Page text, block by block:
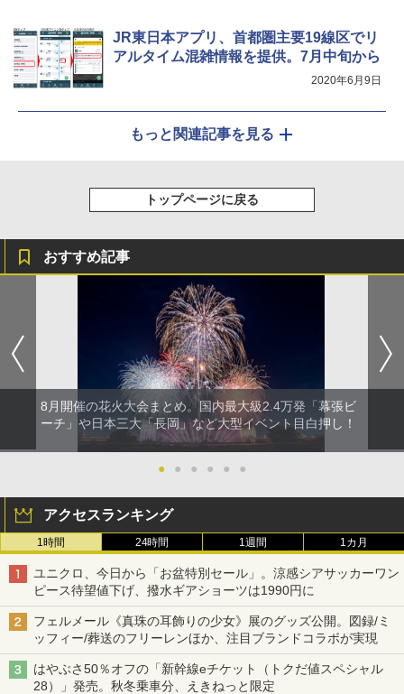
JR東日本アプリ、首都圏主要19線区でリ
アルタイム混雑情報を提供。7月中旬から
2020年6月9日
もっと関連記事を見る
トップページに戻る
おすすめ記事
8月開催の花火大会まとめ。国内最大級2.4万発「幕張ビ
ーチ」や日本三大「長岡」など大型イベント目白押し！
● ● ● ● ● ●
アクセスランキング
1時間 24時間 1週間 1カ月
ユニクロ、今日から「お盆特別セール」。涼感シアサッカーワン
ピース待望値下げ、撥水ギアショーツは1990円に
フェルメール《真珠の耳飾りの少女》展のグッズ公開。図録/ミ
ッフィー/葬送のフリーレンほか、注目ブランドコラボが実現
はやぶさ50％オフの「新幹線eチケット（トクだ値スペシャル
28）」発売。秋冬乗車分、えきねっと限定